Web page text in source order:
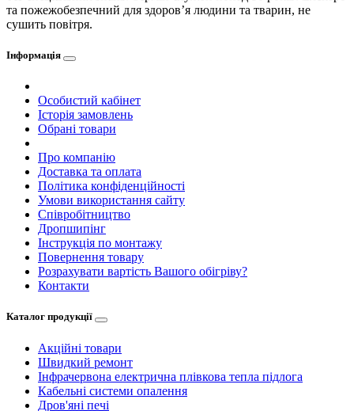
та пожежобезпечний для здоров’я людини та тварин, не
сушить повітря.
Інформація
Особистий кабінет
Історія замовлень
Обрані товари
Про компанію
Доставка та оплата
Політика конфіденційності
Умови використання сайту
Співробітництво
Дропшипінг
Інструкція по монтажу
Повернення товару
Розрахувати вартість Вашого обігріву?
Контакти
Каталог продукції
Акційні товари
Швидкий ремонт
Інфрачервона електрична плівкова тепла підлога
Кабельні системи опалення
Дров'яні печі